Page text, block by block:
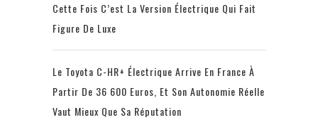
Cette Fois C’est La Version Électrique Qui Fait
Figure De Luxe
Le Toyota C-HR+ Électrique Arrive En France À
Partir De 36 600 Euros, Et Son Autonomie Réelle
Vaut Mieux Que Sa Réputation